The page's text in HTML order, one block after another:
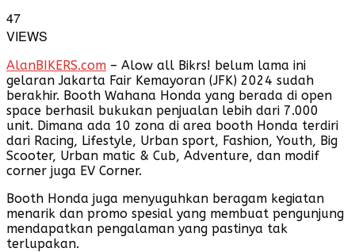
47
VIEWS
AlanBIKERS.com – Alow all Bikrs! belum lama ini
gelaran Jakarta Fair Kemayoran (JFK) 2024 sudah
berakhir. Booth Wahana Honda yang berada di open
space berhasil bukukan penjualan lebih dari 7.000
unit. Dimana ada 10 zona di area booth Honda terdiri
dari Racing, Lifestyle, Urban sport, Fashion, Youth, Big
Scooter, Urban matic & Cub, Adventure, dan modif
corner juga EV Corner.
Booth Honda juga menyuguhkan beragam kegiatan
menarik dan promo spesial yang membuat pengunjung
mendapatkan pengalaman yang pastinya tak
terlupakan.